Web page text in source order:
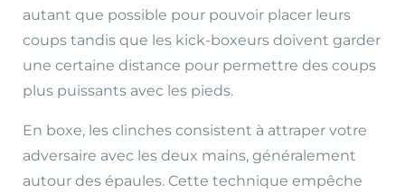
autant que possible pour pouvoir placer leurs
coups tandis que les kick-boxeurs doivent garder
une certaine distance pour permettre des coups
plus puissants avec les pieds.
En boxe, les clinches consistent à attraper votre
adversaire avec les deux mains, généralement
autour des épaules. Cette technique empêche